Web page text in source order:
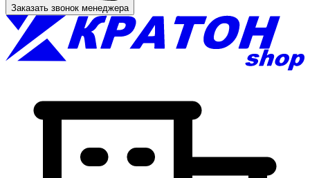
Заказать звонок менеджера